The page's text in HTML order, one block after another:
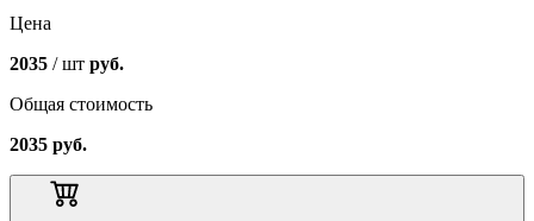
Цена
2035 / шт руб.
Общая стоимость
2035 руб.